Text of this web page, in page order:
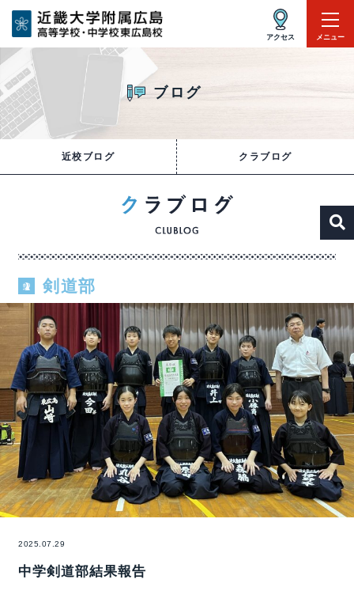
アクセス
ブログ
近校ブログ クラブログ
剣道部
2025.07.29
中学剣道部結果報告
メニュー